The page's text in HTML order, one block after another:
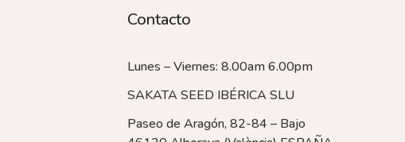
Contacto
Lunes – Viernes: 8.00am 6.00pm
SAKATA SEED IBÉRICA SLU
Paseo de Aragón, 82-84 – Bajo